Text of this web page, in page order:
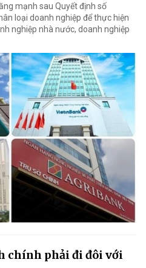
mạnh sau Quyết định số
loại doanh nghiệp để thực hiện
nghiệp nhà nước, doanh nghiệp
chính phải đi đôi với